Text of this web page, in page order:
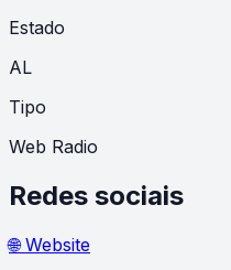
Estado
AL
Tipo
Web Radio
Redes sociais
🌐 Website